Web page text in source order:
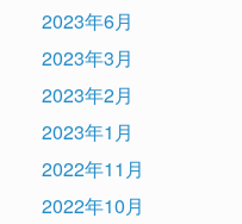
2023年6月
2023年3月
2023年2月
2023年1月
2022年11月
2022年10月